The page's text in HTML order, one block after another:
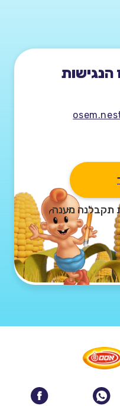
הנגישות
תקבלנה מענה